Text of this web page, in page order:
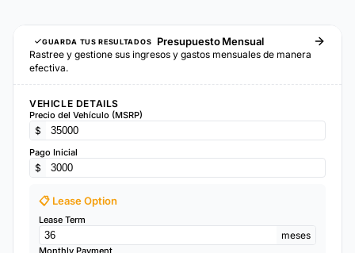
GUARDA TUS RESULTADOS Presupuesto Mensual
Rastree y gestione sus ingresos y gastos mensuales de manera
efectiva.
VEHICLE DETAILS
Precio del Vehículo (MSRP)
$
Pago Inicial
$
📋 Lease Option
Lease Term
meses
Monthly Payment